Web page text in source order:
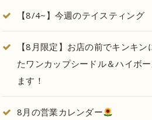
【8/4~】今週のテイスティング
【8月限定】お店の前でキンキン
たワンカップシードル＆ハイボ
ます！
8月の営業カレンダー